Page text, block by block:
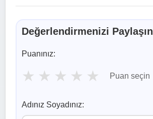
Değerlendirmenizi Paylaşın
Puanınız:
★ ★ ★ ★ ★ Puan seçin
Adınız Soyadınız: